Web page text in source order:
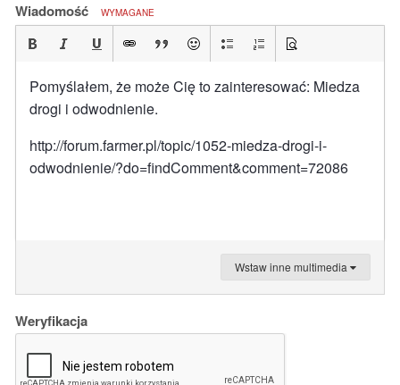
Wiadomość WYMAGANE
Pomyślałem, że może Cię to zainteresować: Miedza
drogi i odwodnienie.
http://forum.farmer.pl/topic/1052-miedza-drogi-i-
odwodnienie/?do=findComment&comment=72086
Wstaw inne multimedia
Weryfikacja